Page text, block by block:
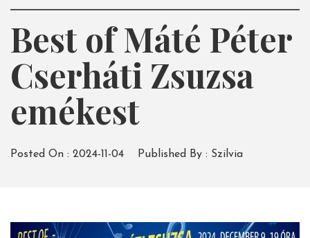
Best of Máté Péter
Cserháti Zsuzsa
emékest
Posted On : 2024-11-04 Published By : Szilvia